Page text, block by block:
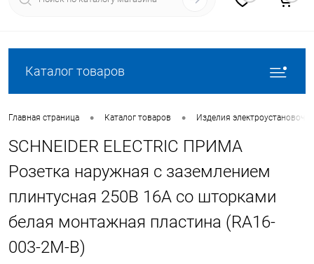
Каталог товаров
Главная страница • Каталог товаров • Изделия
SCHNEIDER ELECTRIC ПРИМА
Розетка наружная с заземлением
плинтусная 250В 16А со шторками
белая монтажная пластина (RA16-
003-2M-B)